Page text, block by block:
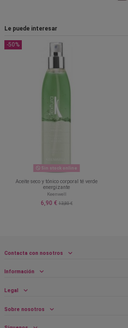
Le puede interesar
-50%
Sin stock online
Aceite seco y tónico corporal té verde
energizante
Keenwell
6,90 €13,80 €
Contacta con nosotros
Información
Legal
Sobre nosotros